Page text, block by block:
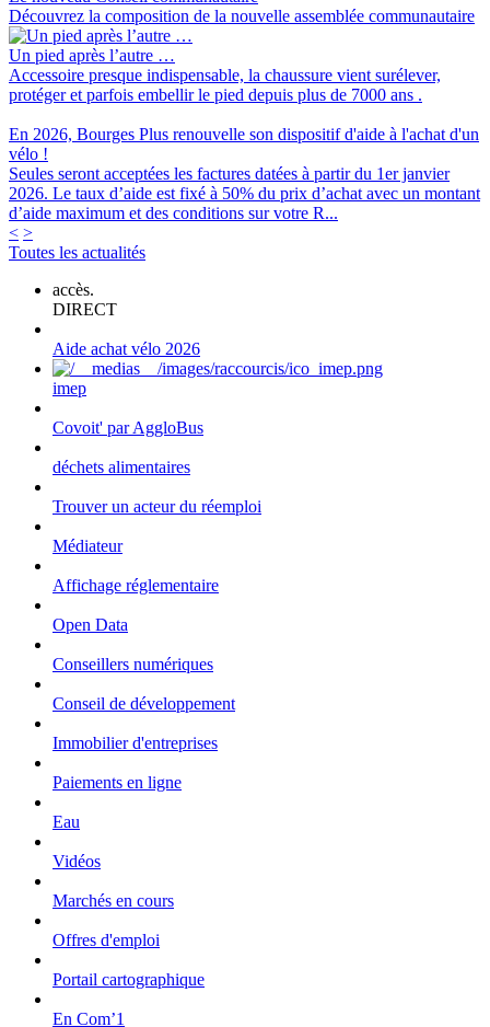
Découvrez la composition de la nouvelle assemblée communautaire
Un pied après l’autre …
Accessoire presque indispensable, la chaussure vient surélever,
protéger et parfois embellir le pied depuis plus de 7000 ans .
En 2026, Bourges Plus renouvelle son dispositif d'aide à l'achat d'un
vélo !
Seules seront acceptées les factures datées à partir du 1er janvier
2026. Le taux d’aide est fixé à 50% du prix d’achat avec un montant
d’aide maximum et des conditions sur votre R...
< >
Toutes les actualités
accès.
DIRECT
Aide achat vélo 2026
imep
Covoit' par AggloBus
déchets alimentaires
Trouver un acteur du réemploi
Médiateur
Affichage réglementaire
Open Data
Conseillers numériques
Conseil de développement
Immobilier d'entreprises
Paiements en ligne
Eau
Vidéos
Marchés en cours
Offres d'emploi
Portail cartographique
En Com’1